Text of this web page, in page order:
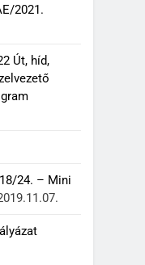
2021.
Út, híd,
24. – Mini